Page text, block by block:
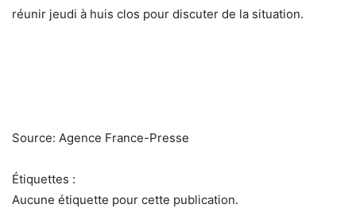
réunir jeudi à huis clos pour discuter de la situation.
Source: Agence France-Presse
Étiquettes :
Aucune étiquette pour cette publication.